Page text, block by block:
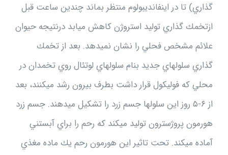
گذاري) تا در اينفانديبولوم منتظر بماند چندين ساعت قبل
ازتخمك گذاري توليد استروژن كاهش ميابد درنتيجه حيوان
علائم مشخص فحلي را نشان نميدهد. بعد از تخمك
گذاري سلولهاي جديد بنام سلولهاي لوتئال روي تخمدان در
محلي كه فوليكول قرار داشت بطرف بيرون رشد ميكنند، بعد
از ۶-۵ روز اين سلولها جسم زرد را تشكيل ميدهند. جسم زرد
هورمون پروژسترون توليد ميكند كه رحم را براي آبستني
آماده ميكند. تحت تاثير اين هورمون رحم يك ماده مغذي